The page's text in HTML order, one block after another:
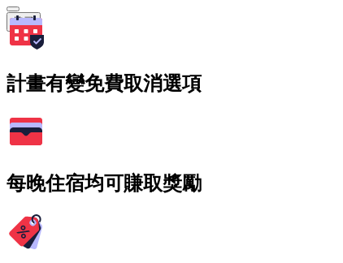
搜尋
計畫有變免費取消選項
每晚住宿均可賺取獎勵